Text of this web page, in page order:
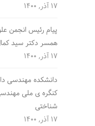
17 آذر, 1400
پیام رئیس انجمن
همسر دکتر سید
17 آذر, 1400
دانشکده مهندسی
کنگره ی ملی
شناختی
17 آذر, 1400